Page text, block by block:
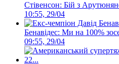
Стівенсон: Бій з
10:55, 29/04
Бенавідес: Ми на 100%
09:55, 29/04